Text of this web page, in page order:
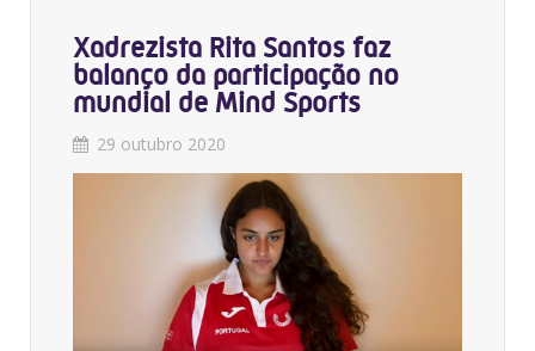
Xadrezista Rita Santos faz
balanço da participação no
mundial de Mind Sports
29 outubro 2020